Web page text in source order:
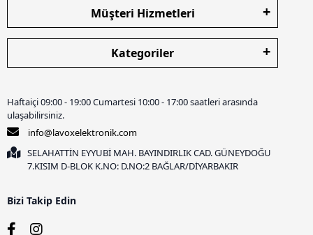
Müşteri Hizmetleri
Kategoriler
Haftaiçi 09:00 - 19:00 Cumartesi 10:00 - 17:00 saatleri arasında
ulaşabilirsiniz.
info@lavoxelektronik.com
SELAHATTİN EYYUBİ MAH. BAYINDIRLIK CAD. GÜNEYDOĞU
7.KISIM D-BLOK K.NO: D.NO:2 BAĞLAR/DİYARBAKIR
Bizi Takip Edin